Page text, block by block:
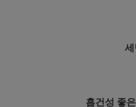
흡건성 좋